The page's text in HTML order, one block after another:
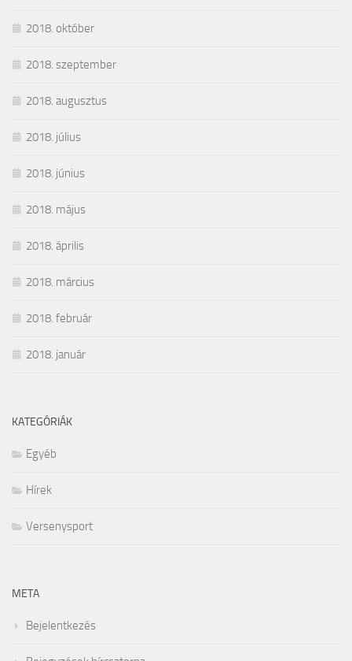
2018. október
2018. szeptember
2018. augusztus
2018. július
2018. június
2018. május
2018. április
2018. március
2018. február
2018. január
KATEGÓRIÁK
Egyéb
Hírek
Versenysport
META
Bejelentkezés